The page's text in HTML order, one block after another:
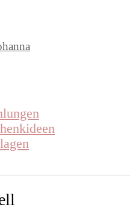
Johanna.
und DIY,
Lettering